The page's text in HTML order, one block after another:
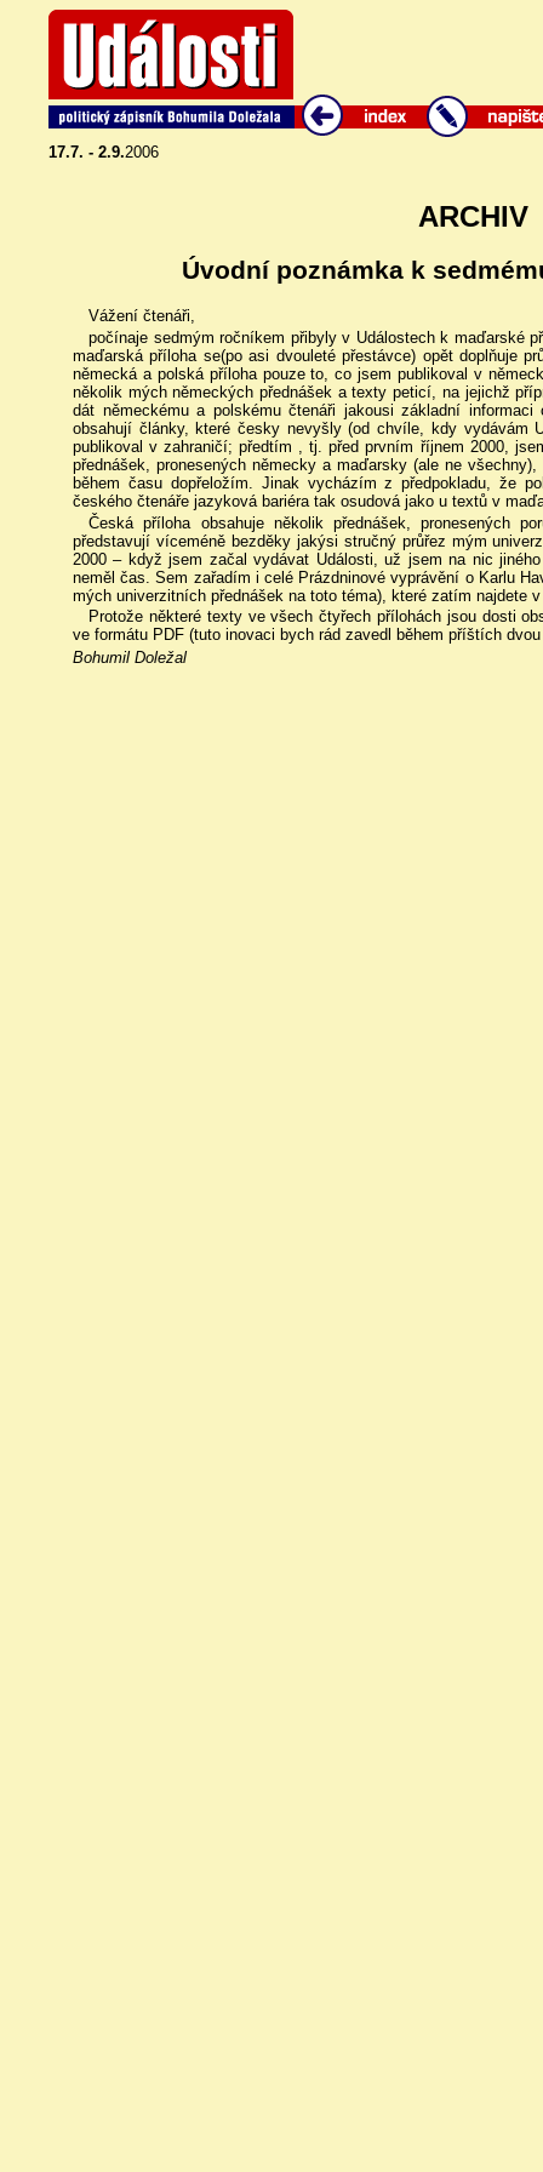
17.7. - 2.9.2006
ARCHIV
Úvodní poznámka k
Vážení čtenáři,
počínaje sedmým ročníkem přibyly v Událostech k maďarské
maďarská příloha se(po asi dvouleté přestávce) opět doplňuje
německá a polská příloha pouze to, co jsem publikoval v
několik mých německých přednášek a texty peticí, na jejichž
dát německému a polskému čtenáři jakousi základní
obsahují články, které česky nevyšly (od chvíle, kdy vydávám
publikoval v zahraničí; předtím , tj. před prvním říjnem 2000,
přednášek, pronesených německy a maďarsky (ale ne
během času dopřeložím. Jinak vycházím z předpokladu, že
českého čtenáře jazyková bariéra tak osudová jako u textů v
Česká příloha obsahuje několik přednášek, pronesených
představují víceméně bezděky jakýsi stručný průřez mým
2000 – když jsem začal vydávat Události, už jsem na nic
neměl čas. Sem zařadím i celé Prázdninové vyprávění o Karlu
mých univerzitních přednášek na toto téma), které zatím najdete v
Protože některé texty ve všech čtyřech přílohách jsou dosti
ve formátu PDF (tuto inovaci bych rád zavedl během příštích
Bohumil Doležal